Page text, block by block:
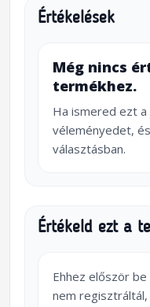
Értékelések
Még nincs
termékhez.
Ha ismered ezt
véleményedet,
választásban.
Értékeld ezt a
Ehhez először
nem